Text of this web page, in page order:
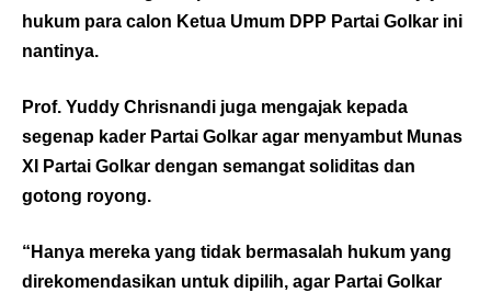
hukum para calon Ketua Umum DPP Partai Golkar ini
nantinya.
Prof. Yuddy Chrisnandi juga mengajak kepada
segenap kader Partai Golkar agar menyambut Munas
XI Partai Golkar dengan semangat soliditas dan
gotong royong.
“Hanya mereka yang tidak bermasalah hukum yang
direkomendasikan untuk dipilih, agar Partai Golkar